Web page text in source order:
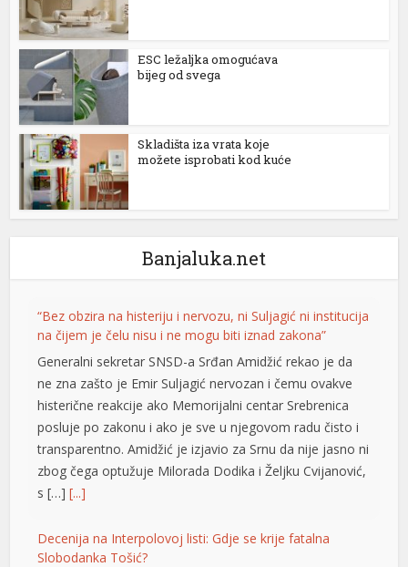
ESC ležaljka omogućava
bijeg od svega
Skladišta iza vrata koje
možete isprobati kod kuće
Banjaluka.net
“Bez obzira na histeriju i nervozu, ni Suljagić ni institucija
na čijem je čelu nisu i ne mogu biti iznad zakona”
Generalni sekretar SNSD-a Srđan Amidžić rekao je da
ne zna zašto je Emir Suljagić nervozan i čemu ovakve
histerične reakcije ako Memorijalni centar Srebrenica
posluje po zakonu i ako je sve u njegovom radu čisto i
transparentno. Amidžić je izjavio za Srnu da nije jasno ni
zbog čega optužuje Milorada Dodika i Željku Cvijanović,
s […][...]
Decenija na Interpolovoj listi: Gdje se krije fatalna
Slobodanka Tošić?